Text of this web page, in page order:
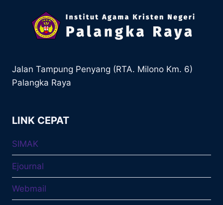
Jalan Tampung Penyang (RTA. Milono Km. 6)
Palangka Raya
LINK CEPAT
SIMAK
Ejournal
Webmail